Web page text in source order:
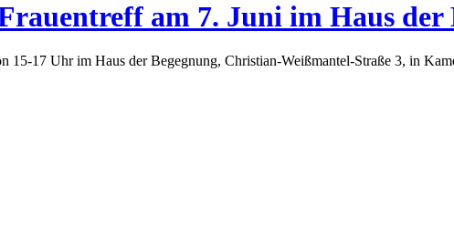
am 7. Juni im Haus der
15-17 Uhr im Haus der Begegnung, Christian-Weißmantel-Straße 3, in